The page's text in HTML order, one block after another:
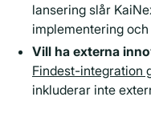
lansering slår
implementering
Vill ha externa
Findest-integration
inkluderar inte